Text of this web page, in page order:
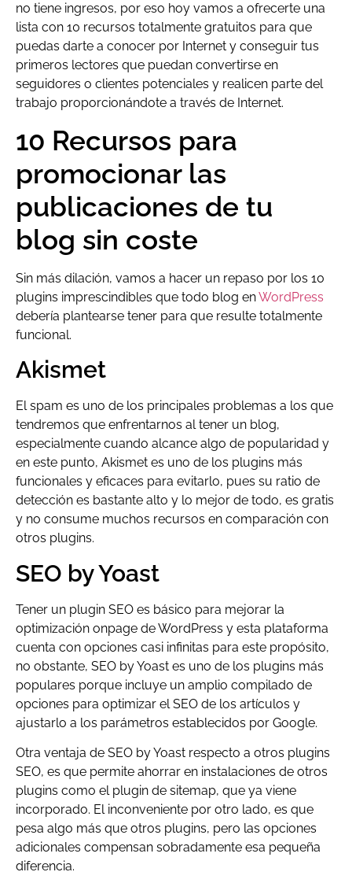
no tiene ingresos, por eso hoy vamos a ofrecerte una
lista con 10 recursos totalmente gratuitos para que
puedas darte a conocer por Internet y conseguir tus
primeros lectores que puedan convertirse en
seguidores o clientes potenciales y realicen parte del
trabajo proporcionándote a través de Internet.
10 Recursos para
promocionar las
publicaciones de tu
blog sin coste
Sin más dilación, vamos a hacer un repaso por los 10
plugins imprescindibles que todo blog enWordPress
debería plantearse tener para que resulte totalmente
funcional.
Akismet
El spam es uno de los principales problemas a los que
tendremos que enfrentarnos al tener un blog,
especialmente cuando alcance algo de popularidad y
en este punto, Akismet es uno de los plugins más
funcionales y eficaces para evitarlo, pues su ratio de
detección es bastante alto y lo mejor de todo, es gratis
y no consume muchos recursos en comparación con
otros plugins.
SEO by Yoast
Tener un plugin SEO es básico para mejorar la
optimización onpage de WordPress y esta plataforma
cuenta con opciones casi infinitas para este propósito,
no obstante, SEO by Yoast es uno de los plugins más
populares porque incluye un amplio compilado de
opciones para optimizar el SEO de los artículos y
ajustarlo a los parámetros establecidos por Google.
Otra ventaja de SEO by Yoast respecto a otros plugins
SEO, es que permite ahorrar en instalaciones de otros
plugins como el plugin de sitemap, que ya viene
incorporado. El inconveniente por otro lado, es que
pesa algo más que otros plugins, pero las opciones
adicionales compensan sobradamente esa pequeña
diferencia.